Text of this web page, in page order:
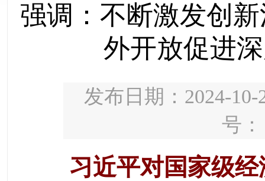
强调：不断激发创
外开放促进
发布日期：2024-10-
号
习近平对国家级